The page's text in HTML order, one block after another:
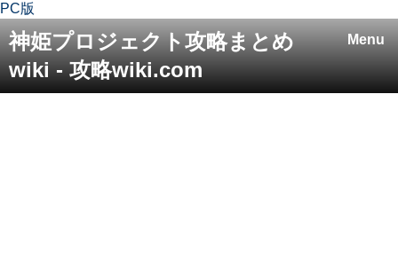
PC版
Menu
神姫プロジェクト攻略まとめ
wiki - 攻略wiki.com